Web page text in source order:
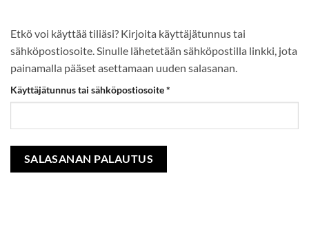
Etkö voi käyttää tiliäsi? Kirjoita käyttäjätunnus tai
sähköpostiosoite. Sinulle lähetetään sähköpostilla linkki, jota
painamalla pääset asettamaan uuden salasanan.
Käyttäjätunnus tai sähköpostiosoite*
SALASANAN PALAUTUS